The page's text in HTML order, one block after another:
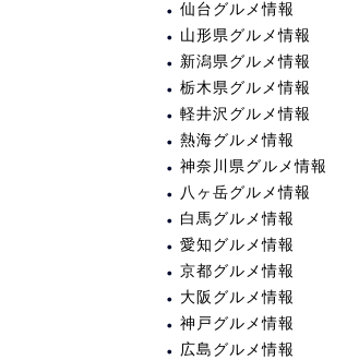
仙台グルメ情報
山形県グルメ情報
新潟県グルメ情報
栃木県グルメ情報
軽井沢グルメ情報
熱海グルメ情報
神奈川県グルメ情報
八ヶ岳グルメ情報
白馬グルメ情報
愛知グルメ情報
京都グルメ情報
大阪グルメ情報
神戸グルメ情報
広島グルメ情報